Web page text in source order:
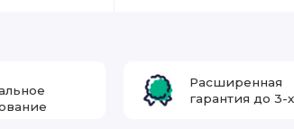
Расширенная
гарантия до 3-